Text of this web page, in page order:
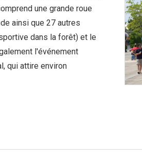
une grande roue
ainsi que 27 autres
dans la forêt) et le
l'événement
qui attire environ